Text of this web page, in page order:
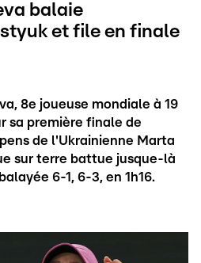
balaie
et file en finale
8e joueuse mondiale à 19
sa première finale de
de l'Ukrainienne Marta
sur terre battue jusque-là
6-1, 6-3, en 1h16.